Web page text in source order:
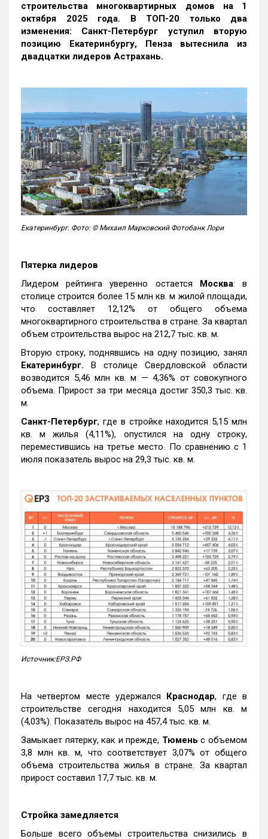
строительства многоквартирных домов на 1
октября 2025 года. В ТОП-20 только два
изменения: Санкт-Петербург уступил вторую
позицию Екатеринбургу, Пенза вытеснила из
двадцатки лидеров Астрахань.
Екатеринбург. Фото: © Михаил Марковский Фотобанк Лори
Пятерка лидеров
Лидером рейтинга уверенно остается Москва: в
столице строится более 15 млн кв. м жилой площади,
что составляет 12,12% от общего объема
многоквартирного строительства в стране. За квартал
объем строительства вырос на 212,7 тыс. кв. м.
Вторую строку, поднявшись на одну позицию, занял
Екатеринбург. В столице Свердловской области
возводится 5,46 млн кв. м — 4,36% от совокупного
объема. Прирост за три месяца достиг 350,3 тыс. кв.
м.
Санкт-Петербург, где в стройке находится 5,15 млн
кв. м жилья (4,11%), опустился на одну строку,
переместившись на третье место. По сравнению с 1
июля показатель вырос на 29,3 тыс. кв. м.
Источник:ЕРЗ.РФ
На четвертом месте удержался Краснодар, где в
строительстве сегодня находится 5,05 млн кв. м
(4,03%). Показатель вырос на 457,4 тыс. кв. м.
Замыкает пятерку, как и прежде, Тюмень с объемом
3,8 млн кв. м, что соответствует 3,07% от общего
объема строительства жилья в стране. За квартал
прирост составил 17,7 тыс. кв. м.
Стройка замедляется
Больше всего объемы строительства снизились в